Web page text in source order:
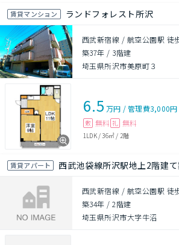
賃貸マンション ランドフォレスト所沢
西武新宿線 / 航空公園駅 徒
築37年 / 3階建
埼玉県所沢市美原町３
6.5 万円 /管理費3,000円
敷 無料 礼 無料
1LDK/36㎡ / 2階
賃貸アパート 西武池袋線所沢駅地上2階建
西武新宿線 / 航空公園駅 徒
築34年 /2階建
埼玉県所沢市大字牛沼